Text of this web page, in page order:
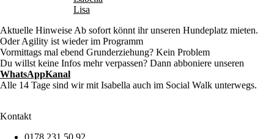
Lisa
Aktuelle Hinweise Ab sofort könnt ihr unseren Hundeplatz mieten.
Oder Agility ist wieder im Programm
Vormittags mal ebend Grunderziehung? Kein Problem
Du willst keine Infos mehr verpassen? Dann abboniere unseren
WhatsAppKanal
Alle 14 Tage sind wir mit Isabella auch im Social Walk unterwegs.
Kontakt
0178 231 50 92